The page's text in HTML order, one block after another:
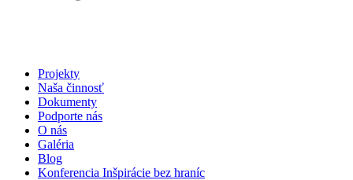
Projekty
Naša činnosť
Dokumenty
Podporte nás
O nás
Galéria
Blog
Konferencia Inšpirácie bez hraníc